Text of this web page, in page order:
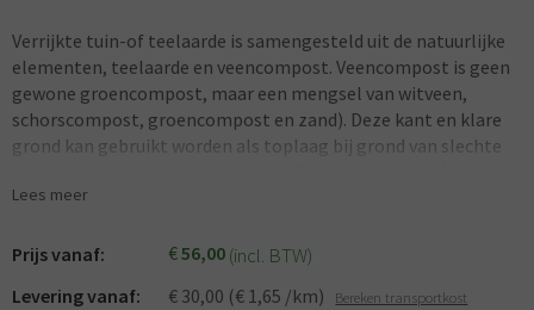
Verrijkte tuin-of teelaarde is samengesteld uit de natuurlijke
elementen, teelaarde en veencompost. Veencompost is geen
gewone groencompost, maar een mengsel van witveen,
schorscompost, groencompost en zand). Deze kant en klare
grond kan gebruikt worden als toplaag bij grond van slechte
zorgt voor een betere ontwikkeling van uw groenten of
Lees meer
Prijs vanaf: €56,00 (incl. BTW)
Levering vanaf: € 30,00 (€ 1,65 /km) Bereken transportkost